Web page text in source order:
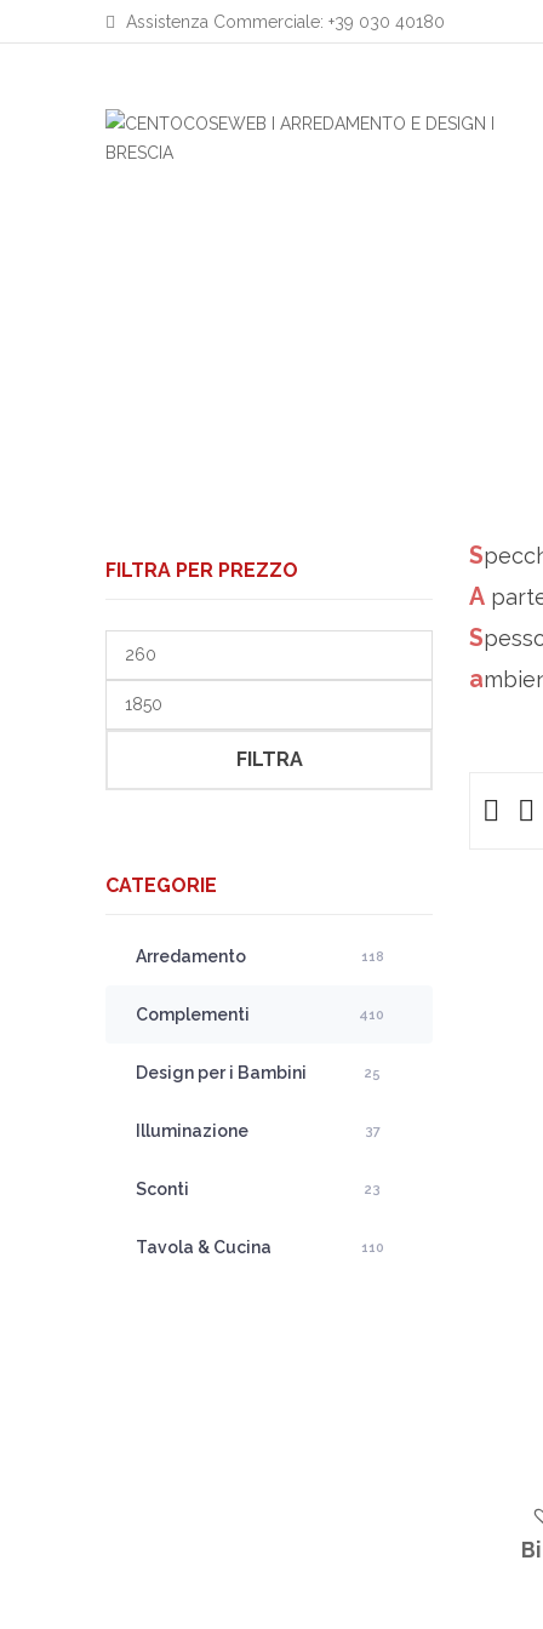
Assistenza Commerciale: +39 030 40180
FILTRA PER PREZZO
FILTRA
CATEGORIE
Arredamento 118
Complementi 410
Design per i Bambini 25
Illuminazione 37
Sconti 23
Tavola & Cucina 110
A